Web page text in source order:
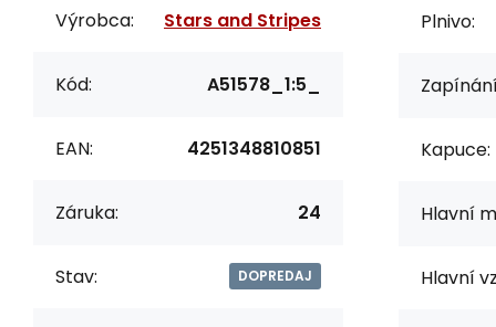
Výrobca: Stars and Stripes
Kód: A51578_1:5_
EAN: 4251348810851
Záruka: 24
Stav: DOPREDAJ
Plnivo:
Kapuce:
Hlavní
Hlavní